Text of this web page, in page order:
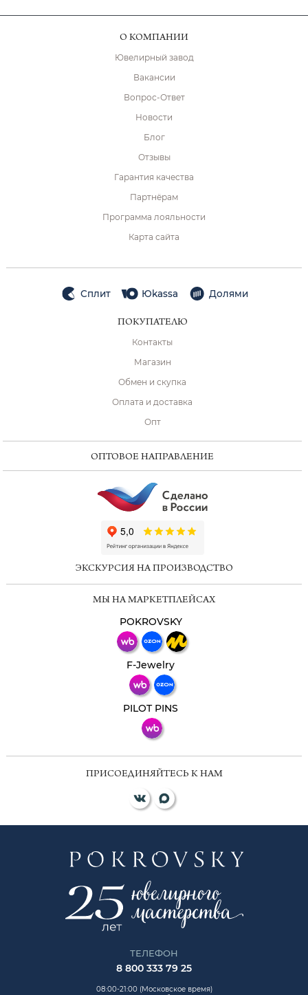
О КОМПАНИИ
Ювелирный завод
Вакансии
Вопрос-Ответ
Новости
Блог
Отзывы
Гарантия качества
Партнёрам
Программа лояльности
Карта сайта
Сплит Юkassa Долями
ПОКУПАТЕЛЮ
Контакты
Магазин
Обмен и скупка
Оплата и доставка
Опт
ОПТОВОЕ НАПРАВЛЕНИЕ
ЭКСКУРСИЯ НА ПРОИЗВОДСТВО
МЫ НА МАРКЕТПЛЕЙСАХ
POKROVSKY
F-Jewelry
PILOT PINS
ПРИСОЕДИНЯЙТЕСЬ К НАМ
ТЕЛЕФОН
8 800 333 79 25
08:00-21:00 (Московское время)